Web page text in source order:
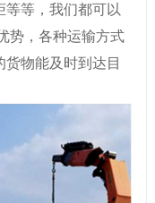
等等，我们都可以
势，各种运输方式
物能及时到达目